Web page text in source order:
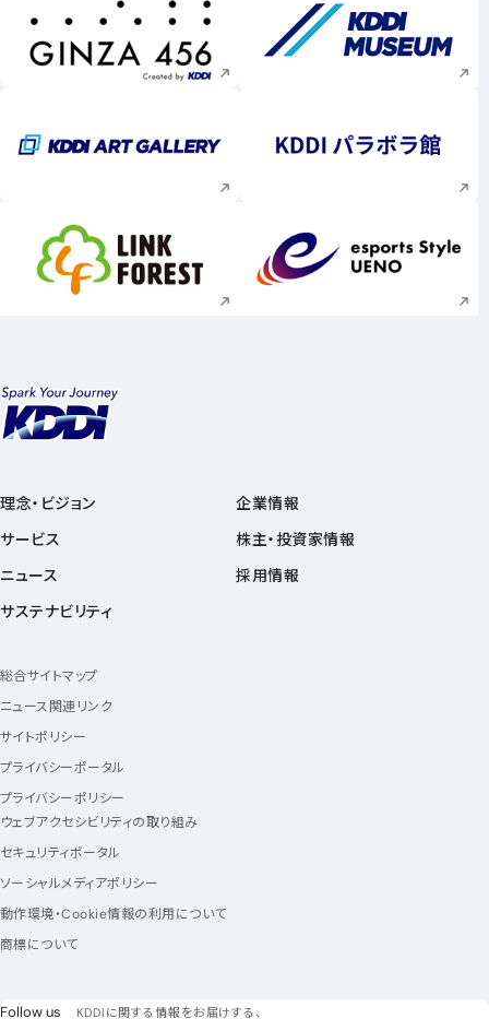
新規ウィンドウで開く 新規ウィンドウで
新規ウィンドウで開く 新規ウィンドウで
新規ウィンドウで開く 新規ウィンドウで
理念・ビジョン
サービス
ニュース
サステナビリティ
企業情報
株主・投資家情報
採用情報
総合サイトマップ
ニュース関連リンク
サイトポリシー
プライバシーポータル
プライバシーポリシー
ウェブアクセシビリティの取り組み
セキュリティポータル
ソーシャルメディアポリシー
動作環境・Cookie情報の利用について
商標について
Follow us フォローアス
KDDIに関する情報をお届けする、